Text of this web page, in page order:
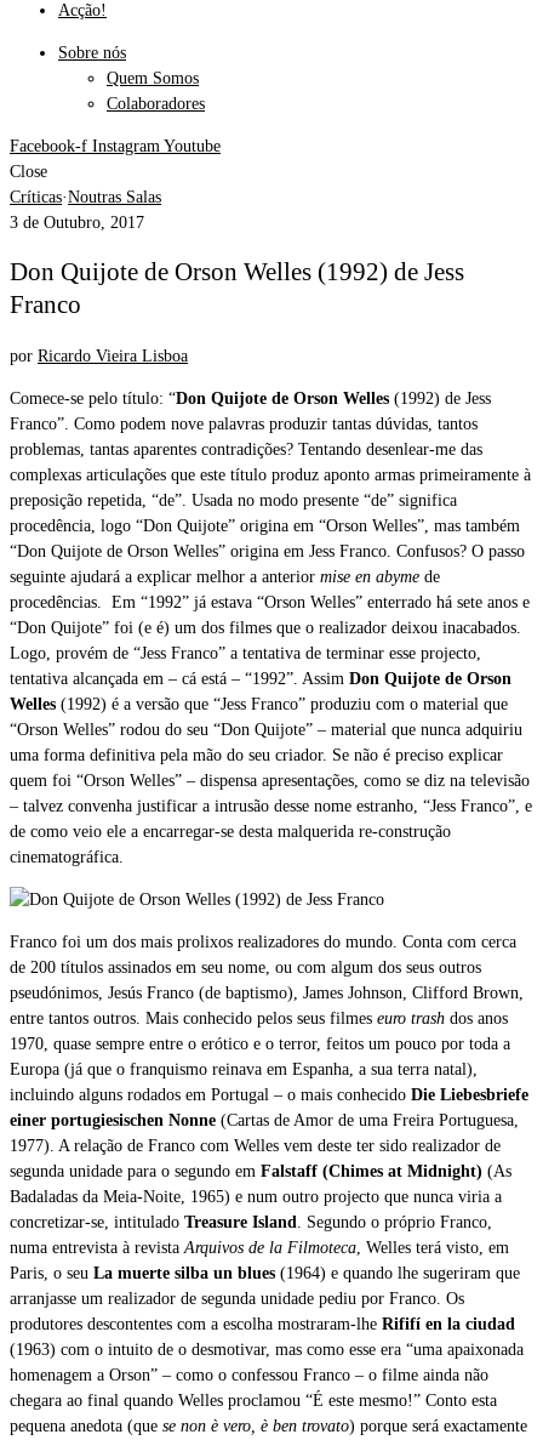
Acção!
Sobre nós
Quem Somos
Colaboradores
Facebook-f Instagram Youtube
Close
Críticas·Noutras Salas
3 de Outubro, 2017
Don Quijote de Orson Welles (1992) de Jess
Franco
por Ricardo Vieira Lisboa
Comece-se pelo título: “Don Quijote de Orson Welles (1992) de Jess
Franco”. Como podem nove palavras produzir tantas dúvidas, tantos
problemas, tantas aparentes contradições? Tentando desenlear-me das
complexas articulações que este título produz aponto armas primeiramente à
preposição repetida, “de”. Usada no modo presente “de” significa
procedência, logo “Don Quijote” origina em “Orson Welles”, mas também
“Don Quijote de Orson Welles” origina em Jess Franco. Confusos? O passo
seguinte ajudará a explicar melhor a anterior mise en abyme de
procedências.
Em “1992” já estava “Orson Welles” enterrado há sete anos e
“Don Quijote” foi (e é) um dos filmes que o realizador deixou inacabados.
Logo, provém de “Jess Franco” a tentativa de terminar esse projecto,
tentativa alcançada em – cá está – “1992”. Assim Don Quijote de Orson
Welles (1992) é a versão que “Jess Franco” produziu com o material que
“Orson Welles” rodou do seu “Don Quijote” – material que nunca adquiriu
uma forma definitiva pela mão do seu criador. Se não é preciso explicar
quem foi “Orson Welles” – dispensa apresentações, como se diz na televisão
– talvez convenha justificar a intrusão desse nome estranho, “Jess Franco”, e
de como veio ele a encarregar-se desta malquerida re-construção
cinematográfica.
Franco foi um dos mais prolixos realizadores do mundo. Conta com cerca
de 200 títulos assinados em seu nome, ou com algum dos seus outros
pseudónimos, Jesús Franco (de baptismo), James Johnson, Clifford Brown,
entre tantos outros. Mais conhecido pelos seus filmes euro trash dos anos
1970, quase sempre entre o erótico e o terror, feitos um pouco por toda a
Europa (já que o franquismo reinava em Espanha, a sua terra natal),
incluindo alguns rodados em Portugal – o mais conhecido Die Liebesbriefe
einer portugiesischen Nonne (Cartas de Amor de uma Freira Portuguesa,
1977). A relação de Franco com Welles vem deste ter sido realizador de
segunda unidade para o segundo em Falstaff (Chimes at Midnight) (As
Badaladas da Meia-Noite, 1965) e num outro projecto que nunca viria a
concretizar-se, intitulado Treasure Island
. Segundo o próprio Franco,
numa entrevista à revista Arquivos de la Filmoteca , Welles terá visto, em
Paris, o seu La muerte silba un blues (1964) e quando lhe sugeriram que
arranjasse um realizador de segunda unidade pediu por Franco. Os
produtores descontentes com a escolha mostraram-lhe Rififí en la ciudad
(1963) com o intuito de o desmotivar, mas como esse era “uma apaixonada
homenagem a Orson” – como o confessou Franco – o filme ainda não
chegara ao final quando Welles proclamou “É este mesmo!” Conto esta
pequena anedota (que se non è vero, è ben trovato) porque será exactamente